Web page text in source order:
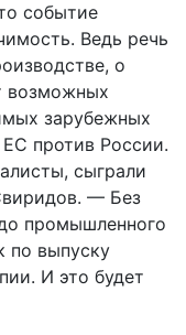
событие
Ведь речь
о
возможных
зарубежных
против России.
сыграли
— Без
промышленного
по выпуску
И это будет